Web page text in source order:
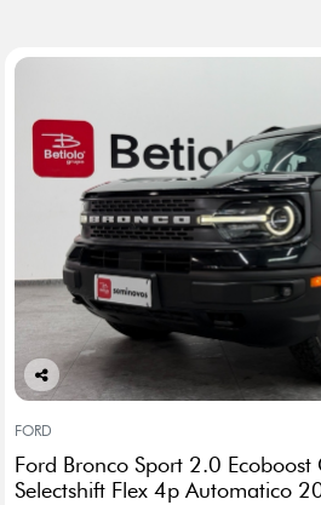
Co
arti
lhe
FORD
Ford Bronco Sport 2.0
Selectshift Flex 4p Automatico